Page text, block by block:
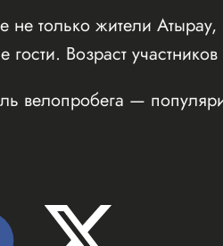
не только жители
гости. Возраст
велопробега —